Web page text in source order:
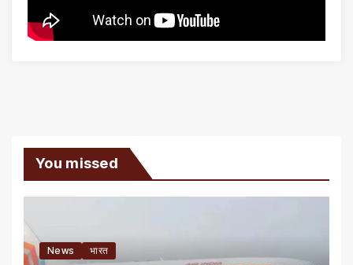
You missed
News भारत